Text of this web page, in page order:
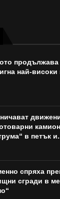
продължава
най-високи
в петък
спряха
сгради в